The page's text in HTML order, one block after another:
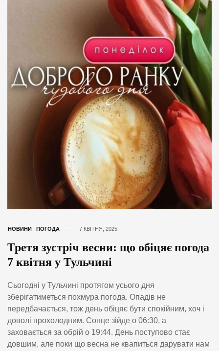
НОВИНИ ПОГОДА 7 КВІТНЯ, 2025
Третя зустріч весни: що обіцяє погода
7 квітня у Тульчині
Сьогодні у Тульчині протягом усього дня
зберігатиметься похмура погода. Опадів не
передбачається, тож день обіцяє бути спокійним, хоч і
доволі прохолодним. Сонце зійде о 06:30, а
заховається за обрій о 19:44. День поступово стає
довшим, але поки що весна не квапиться дарувати нам